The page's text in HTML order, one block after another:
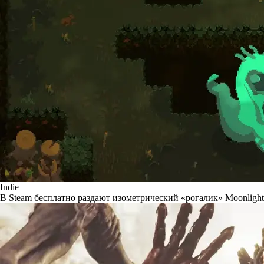
Indie
В Steam бесплатно раздают изометрический «рогалик»